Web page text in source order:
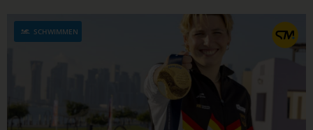
SCHWIMMEN